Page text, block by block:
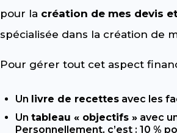
pour la création de mes devis
spécialisée dans la création de
Pour gérer tout cet aspect
Un livre de recettes avec les
Untableau « objectifs » avec
Personnellement, c’est : 10 %